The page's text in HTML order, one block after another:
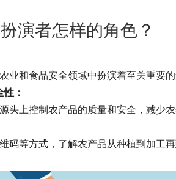
演者怎样的角色？
业和食品安全领域中扮演着至关重要
：
头上控制农产品的质量和安全，减少
码等方式，了解农产品从种植到加工